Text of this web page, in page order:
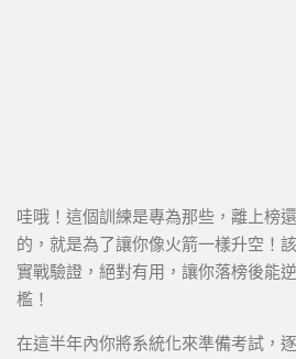
哇哦！這個訓練是專為那些，離上榜
的，就是為了讓你像火箭一樣升空！
實戰驗證，絕對有用，讓你落榜後能
檻！
在這半年內你將系統化來準備考試，